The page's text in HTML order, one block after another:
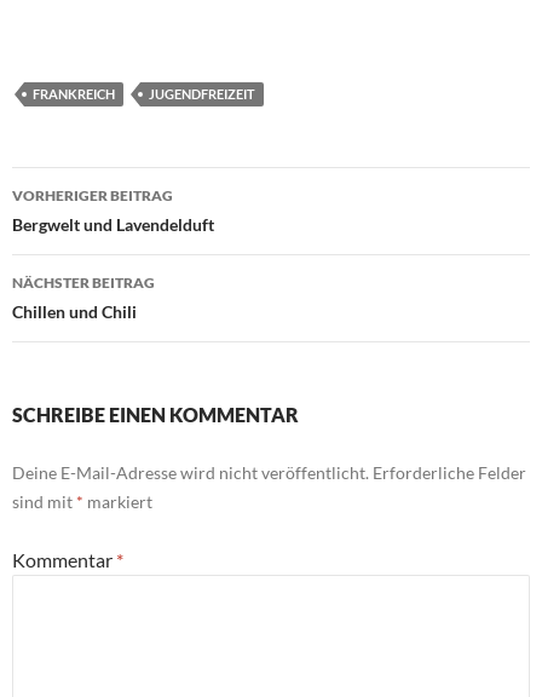
FRANKREICH JUGENDFREIZEIT
Beitragsnavigation
VORHERIGER BEITRAG
Bergwelt und Lavendelduft
NÄCHSTER BEITRAG
Chillen und Chili
SCHREIBE EINEN KOMMENTAR
Deine E-Mail-Adresse wird nicht veröffentlicht. Erforderliche Felder
sind mit * markiert
Kommentar *